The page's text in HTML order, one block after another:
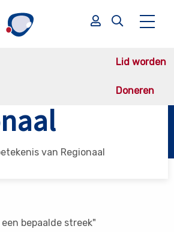
Lid worden
Doneren
van Regionaal
bepaalde streek"